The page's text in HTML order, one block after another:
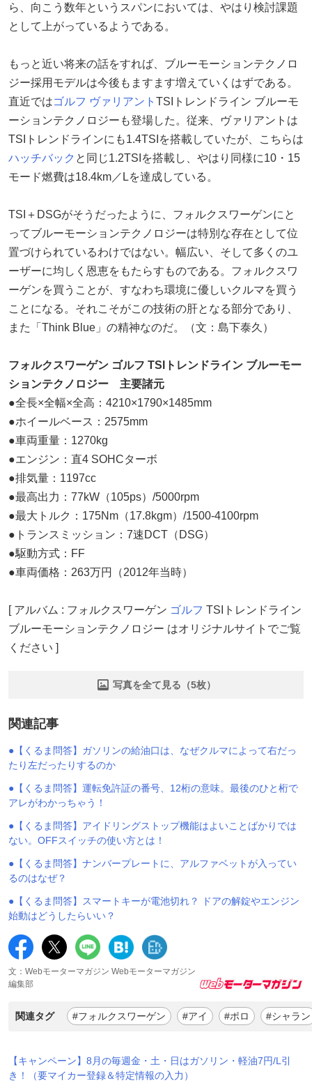
ら、向こう数年というスパンにおいては、やはり検討課題
として上がっているようである。
もっと近い将来の話をすれば、ブルーモーションテクノロ
ジー採用モデルは今後もますます増えていくはずである。
直近ではゴルフ ヴァリアント TSIトレンドライン ブルーモ
ーションテクノロジーも登場した。従来、ヴァリアントは
TSIトレンドラインにも1.4TSIを搭載していたが、こちらは
ハッチバック と同じ1.2TSIを搭載し、やはり同様に10・15
モード燃費は18.4km／Lを達成している。
TSI＋DSGがそうだったように、フォルクスワーゲンにと
ってブルーモーションテクノロジーは特別な存在として位
置づけられているわけではない。幅広い、そして多くのユ
ーザーに均しく恩恵をもたらすものである。フォルクスワ
ーゲンを買うことが、すなわち環境に優しいクルマを買う
ことになる。それこそがこの技術の肝となる部分であり、
また「Think Blue」の精神なのだ。（文：島下泰久）
フォルクスワーゲン ゴルフ TSIトレンドライン ブルーモー
ションテクノロジー 主要諸元
●全長×全幅×全高：4210×1790×1485mm
●ホイールベース：2575mm
●車両重量：1270kg
●エンジン：直4 SOHCターボ
●排気量：1197cc
●最高出力：77kW（105ps）/5000rpm
●最大トルク：175Nm（17.8kgm）/1500-4100rpm
●トランスミッション：7速DCT（DSG）
●駆動方式：FF
●車両価格：263万円（2012年当時）
[ アルバム : フォルクスワーゲン ゴルフ TSIトレンドライン
ブルーモーションテクノロジー はオリジナルサイトでご覧
ください ]
写真を全て見る（5枚）
関連記事
●【くるま問答】ガソリンの給油口は、なぜクルマによって右だっ
たり左だったりするのか
●【くるま問答】運転免許証の番号、12桁の意味。最後のひと桁で
アレがわかっちゃう！
●【くるま問答】アイドリングストップ機能はよいことばかりでは
ない。OFFスイッチの使い方とは！
●【くるま問答】ナンバープレートに、アルファベットが入ってい
るのはなぜ？
●【くるま問答】スマートキーが電池切れ？ ドアの解錠やエンジン
始動はどうしたらいい？
文：Webモーターマガジン Webモーターマガジン
編集部
関連タグ #フォルクスワーゲン #アイ #ポロ #シャラン
【キャンペーン】8月の毎週金・土・日はガソリン・軽油7円/L引
き！（要マイカー登録＆特定情報の入力）